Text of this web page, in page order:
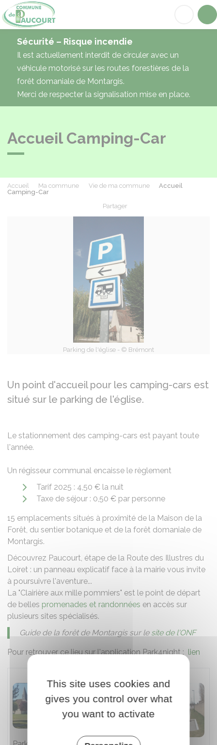
Sécurité – Risque incendie
Il est actuellement interdit de circuler avec un
véhicule motorisé sur les routes forestières de la
forêt domaniale de Montargis.
Merci de respecter la signalisation mise en place.
Accueil Camping-Car
Accueil Ma commune Vie de ma commune
Accueil
Camping-Car
Partager
Parking de l'église - © Brémont
Un point d'accueil pour les camping-cars est
situé sur le parking de l'église.
Le stationnement des camping-cars est payant toute
l'année.
Un régisseur communal encaisse le règlement
Tarif 2025 : 4,50 € la nuit
Taxe de séjour : 0,50 € par personne
15 emplacements situés à proximité de la Maison de la
Forêt, du sentier botanique et de la forêt domaniale de
Montargis.
Découvrez Paucourt, étape de la Route des Illustres du
Loiret : un panneau explicatif face à la mairie vous invite
à poursuivre l'aventure...
La "Clairière aux mille pommiers" est le point de départ
de belles promenades et randonnées en accès sur
plusieurs sites spécialisés.
Guide de la forêt de Montargis sur le site de l'ONF
Pour retrouver ce lieu sur l'application Park4night : lien
This site uses cookies and
gives you control over what
you want to activate